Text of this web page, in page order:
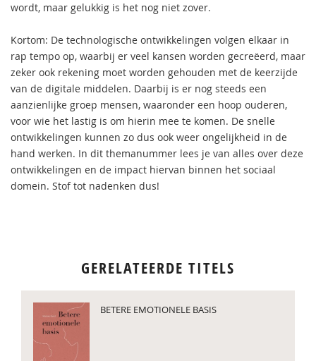
wordt, maar gelukkig is het nog niet zover.
Kortom: De technologische ontwikkelingen volgen elkaar in
rap tempo op, waarbij er veel kansen worden gecreëerd, maar
zeker ook rekening moet worden gehouden met de keerzijde
van de digitale middelen. Daarbij is er nog steeds een
aanzienlijke groep mensen, waaronder een hoop ouderen,
voor wie het lastig is om hierin mee te komen. De snelle
ontwikkelingen kunnen zo dus ook weer ongelijkheid in de
hand werken. In dit themanummer lees je van alles over deze
ontwikkelingen en de impact hiervan binnen het sociaal
domein. Stof tot nadenken dus!
GERELATEERDE TITELS
BETERE EMOTIONELE BASIS